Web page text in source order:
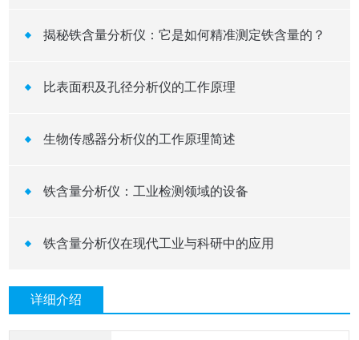
揭秘铁含量分析仪：它是如何精准测定铁含量的？
比表面积及孔径分析仪的工作原理
生物传感器分析仪的工作原理简述
铁含量分析仪：工业检测领域的设备
铁含量分析仪在现代工业与科研中的应用
详细介绍